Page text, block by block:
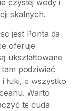
czystej wody i
skalnych.
jest Ponta da
oferuje
ukształtowane
podziwiać
łuki, a wszystko
Warto
te cuda